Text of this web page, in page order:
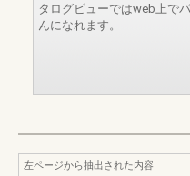
タログビューではweb上で
んになれます。
左ページから抽出された内容